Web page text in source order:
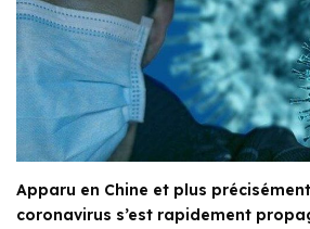
Apparu en Chine et plus
coronavirus s’est rapidement